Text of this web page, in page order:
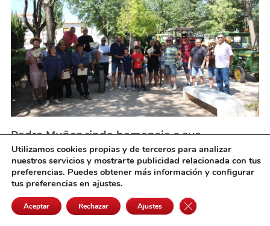
Pedro Muñoz rinde homenaje a sus
agricultores con el tradicional almuerzo y
desfile de tractores antiguos
agosto 6, 2026
Utilizamos cookies propias y de terceros para analizar
nuestros servicios y mostrarte publicidad relacionada con tus
preferencias. Puedes obtener más información y configurar
tus preferencias en ajustes.
Aceptar Rechazar Ajustes Cerrar el banner de